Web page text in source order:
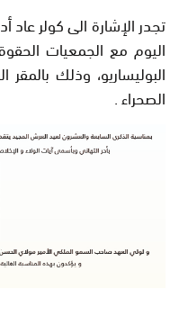
تجدر الإشارة الى كولر
اليوم مع الجمعيات
البوليساريو، وذلك
الصحراء .